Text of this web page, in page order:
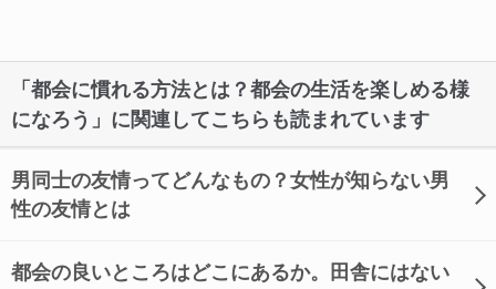
「都会に慣れる方法とは？都会の生活を楽しめる様
になろう」に関連してこちらも読まれています
男同士の友情ってどんなもの？女性が知らない男
性の友情とは
都会の良いところはどこにあるか。田舎にはない